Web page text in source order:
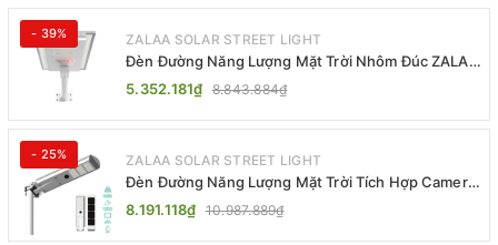
- 39% ZALAA SOLAR STREET LIGHT
Đèn Đường Năng Lượng Mặt Trời Nhôm Đúc ZALAA
ZL-BWH Cao Cấp IP65
5.352.181₫ 8.843.884₫
- 25% ZALAA SOLAR STREET LIGHT
Đèn Đường Năng Lượng Mặt Trời Tích Hợp Camera
ZALAA ZL-BJ04-CCTV (80W, IP65)
8.191.118₫ 10.987.889₫